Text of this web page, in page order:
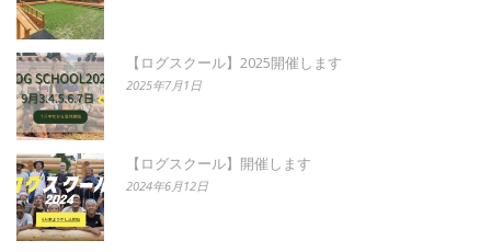
【ログスクール】2025開催します
2025年7月1日
【ログスクール】開催します
2024年6月12日